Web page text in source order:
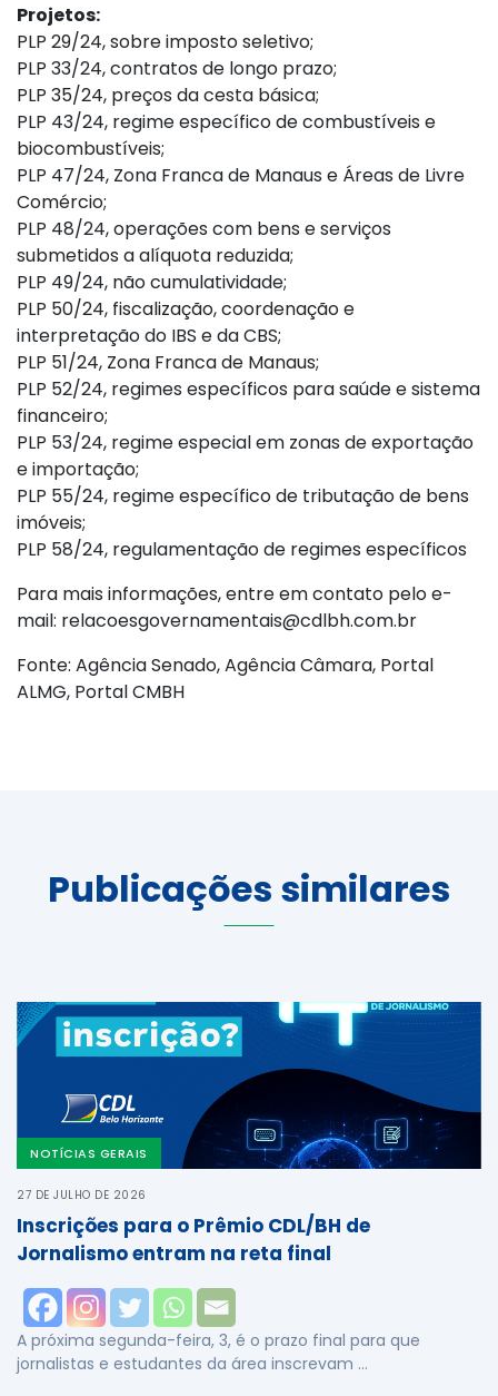
Projetos:
PLP 29/24, sobre imposto seletivo;
PLP 33/24, contratos de longo prazo;
PLP 35/24, preços da cesta básica;
PLP 43/24, regime específico de combustíveis e
biocombustíveis;
PLP 47/24, Zona Franca de Manaus e Áreas de Livre
Comércio;
PLP 48/24, operações com bens e serviços
submetidos a alíquota reduzida;
PLP 49/24, não cumulatividade;
PLP 50/24, fiscalização, coordenação e
interpretação do IBS e da CBS;
PLP 51/24, Zona Franca de Manaus;
PLP 52/24, regimes específicos para saúde e sistema
financeiro;
PLP 53/24, regime especial em zonas de exportação
e importação;
PLP 55/24, regime específico de tributação de bens
imóveis;
PLP 58/24, regulamentação de regimes específicos
Para mais informações, entre em contato pelo e-
mail: relacoesgovernamentais@cdlbh.com.br
Fonte: Agência Senado, Agência Câmara, Portal
ALMG, Portal CMBH
Publicações similares
NOTÍCIAS GERAIS
27 DE JULHO DE 2026
Inscrições para o Prêmio CDL/BH de
Jornalismo entram na reta final
A próxima segunda-feira, 3, é o prazo final para que
jornalistas e estudantes da área inscrevam …